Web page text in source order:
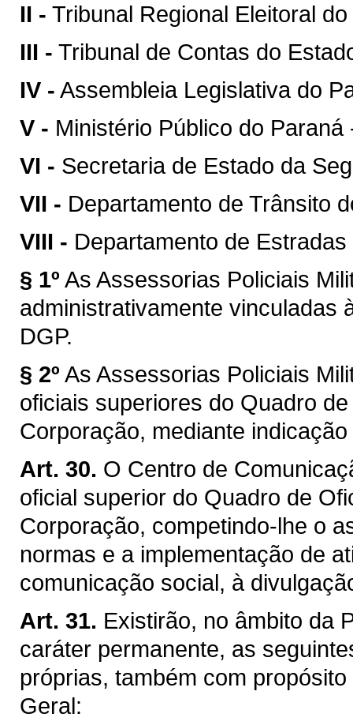
II - Tribunal Regional Eleitoral
III - Tribunal de Contas do
IV - Assembleia Legislativa do
V - Ministério Público do Paraná
VI - Secretaria de Estado da
VII - Departamento de Trânsito
VIII - Departamento de
§ 1º As Assessorias Policiais
administrativamente vinculadas
DGP.
§ 2º As Assessorias Policiais
oficiais superiores do Quadro
Corporação, mediante
Art. 30. O Centro de
oficial superior do Quadro de
Corporação, competindo-lhe o
normas e a implementação de
comunicação social, à
Art. 31. Existirão, no âmbito da
caráter permanente, as
próprias, também com
Geral: